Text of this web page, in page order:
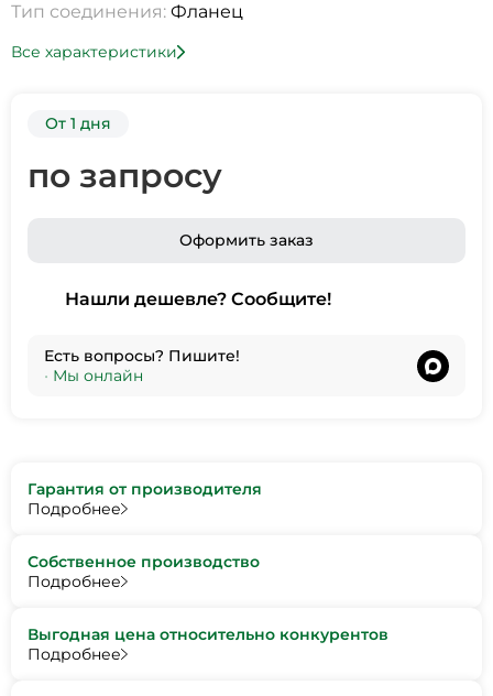
Тип соединения: Фланец
Все характеристики
От 1 дня
по запросу
Оформить заказ
Нашли дешевле? Сообщите!
Есть вопросы? Пишите!
• Мы онлайн
Гарантия от производителя
Подробнее
Собственное производство
Подробнее
Выгодная цена относительно конкурентов
Подробнее